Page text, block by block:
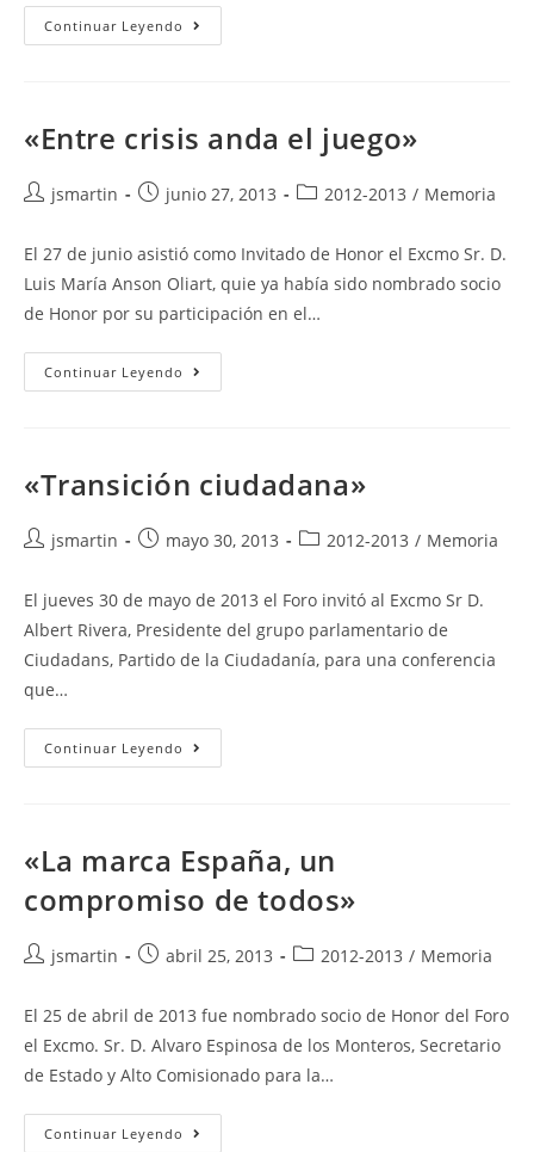
Continuar Leyendo Visita
A
«Entre crisis anda el juego»
Autor
la
entrada:
jsmartin
Publicación
entrada:
junio 27, 2013
Categoría
entrada:
2012-2013 / Memoria
El 27 de junio asistió como Invitado de Honor el Excmo Sr. D.
Luis María Anson Oliart, quie ya había sido nombrado socio
de Honor por su participación en el…
Continuar Leyendo «Entre
Crisis
«Transición ciudadana»
Autor
la
entrada:
jsmartin
Publicación
entrada:
mayo 30, 2013
Categoría
entrada:
2012-2013 / Memoria
El jueves 30 de mayo de 2013 el Foro invitó al Excmo Sr D.
Albert Rivera, Presidente del grupo parlamentario de
Ciudadans, Partido de la Ciudadanía, para una conferencia
que…
Continuar Leyendo «Transición
Ciudadana»
«La marca España, un
compromiso de todos»
Autor
la
entrada:
jsmartin
Publicación
la
entrada:
abril 25, 2013
Categoría
la
entrada:
2012-2013 / Memoria
El 25 de abril de 2013 fue nombrado socio de Honor del Foro
el Excmo. Sr. D. Alvaro Espinosa de los Monteros, Secretario
de Estado y Alto Comisionado para la…
Continuar Leyendo «La